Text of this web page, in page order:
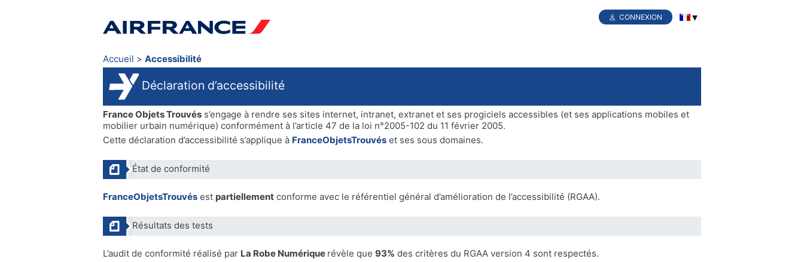
CONNEXION
Accueil Accessibilité
Déclaration d’accessibilité
France Objets Trouvés s’engage à rendre ses sites internet, intranet, extranet et ses progiciels accessibles (et ses applications mobiles et
mobilier urbain numérique) conformément à l’article 47 de la loi n°2005-102 du 11 février 2005.
Cette déclaration d’accessibilité s’applique à FranceObjetsTrouvés et ses sous domaines.
État de conformité
FranceObjetsTrouvés est partiellement conforme avec le référentiel général d’amélioration de l’accessibilité (RGAA).
Résultats des tests
L’audit de conformité réalisé par La Robe Numérique révèle que 93% des critères du RGAA version 4 sont respectés.